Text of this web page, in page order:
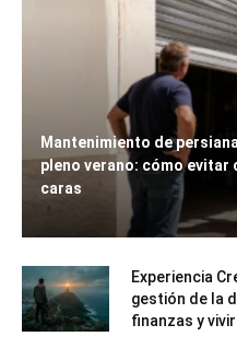
Mantenimiento de
pleno verano: cómo
caras
Experiencia
gestión de la
finanzas y